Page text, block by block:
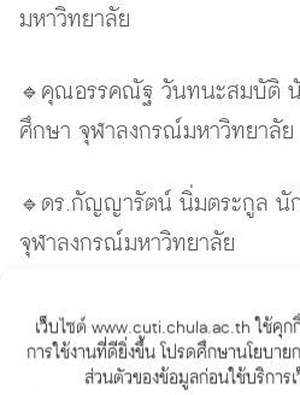
เว็บไซต์ www.cuti.chula.ac.th ใช้คุ
การใช้งานที่ดียิ่งขึ้น โปรดศึกษานโยบา
ส่วนตัวของข้อมูลก่อนใช้บริการ
มหาวิทยาลัย
🔹คุณอรรคณัฐ วันทนะสมบัติ นั
ศึกษา จุฬาลงกรณ์มหาวิทยาลัย
🔹ดร.กัญญารัตน์ นิ่มตระกูล นั
จุฬาลงกรณ์มหาวิทยาลัย
👨‍🏫 ดำเนินรายการโดย ดร
วิจัยชำนาญการ สถาบันการขน